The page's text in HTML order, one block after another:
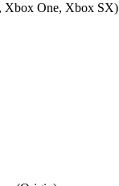
Xbox One, Xbox SX)